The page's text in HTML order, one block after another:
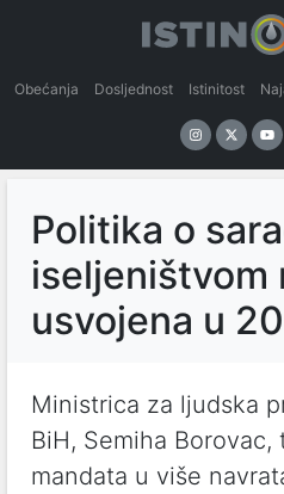
Obećanja Dosljednost Istinitost
Politika o
iseljeništvom
usvojena u
Ministrica za ljudska
BiH, Semiha
mandata u više